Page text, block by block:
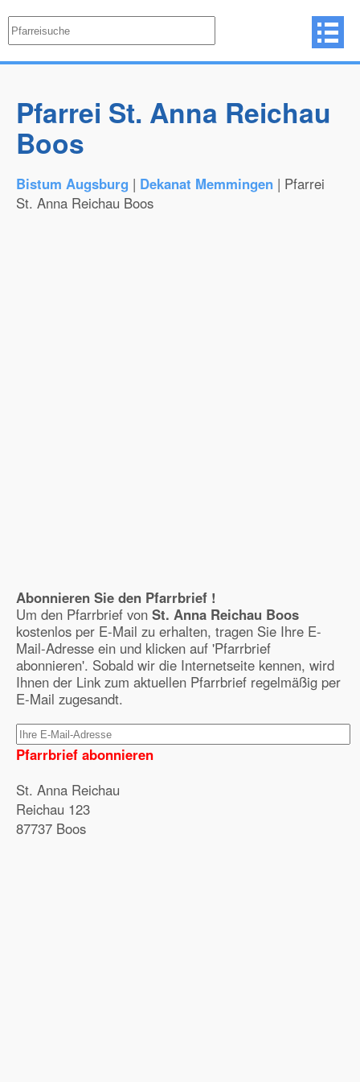
Pfarrei St. Anna Reichau
Boos
Bistum Augsburg | Dekanat Memmingen | Pfarrei
St. Anna Reichau Boos
Abonnieren Sie den Pfarrbrief !
Um den Pfarrbrief von St. Anna Reichau Boos
kostenlos per E-Mail zu erhalten, tragen Sie Ihre E-
Mail-Adresse ein und klicken auf 'Pfarrbrief
abonnieren'. Sobald wir die Internetseite kennen, wird
Ihnen der Link zum aktuellen Pfarrbrief regelmäßig per
E-Mail zugesandt.
Pfarrbrief abonnieren
St. Anna Reichau
Reichau 123
87737 Boos